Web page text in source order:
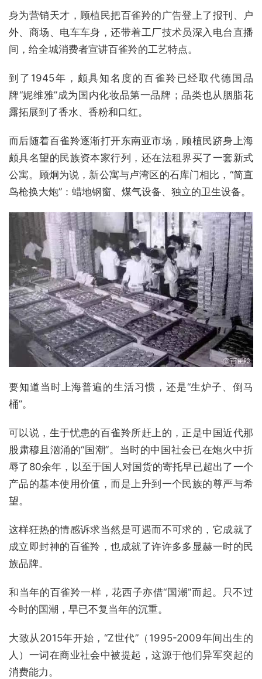
身为营销天才，顾植民把百雀羚的广告登上了报刊、户
外、商场、电车车身，还带着工厂技术员深入电台直播
间，给全城消费者宣讲百雀羚的工艺特点。
到了1945年，颇具知名度的百雀羚已经取代德国品
牌“妮维雅”成为国内化妆品第一品牌；品类也从胭脂花
露拓展到了香水、香粉和口红。
而后随着百雀羚逐渐打开东南亚市场，顾植民跻身上海
颇具名望的民族资本家行列，还在法租界买了一套新式
公寓。顾炯为说，新公寓与卢湾区的石库门相比，“简直
鸟枪换大炮”：蜡地钢窗、煤气设备、独立的卫生设备。
要知道当时上海普遍的生活习惯，还是“生炉子、倒马
桶”。
可以说，生于忧患的百雀羚所赶上的，正是中国近代那
股肃穆且汹涌的“国潮”。当时的中国社会已在炮火中折
辱了80余年，以至于国人对国货的寄托早已超出了一个
产品的基本使用价值，而是上升到一个民族的尊严与希
望。
这样狂热的情感诉求当然是可遇而不可求的，它成就了
成立即封神的百雀羚，也成就了许许多多显赫一时的民
族品牌。
和当年的百雀羚一样，花西子亦借“国潮”而起。只不过
今时的国潮，早已不复当年的沉重。
大致从2015年开始，“Z世代”（1995-2009年间出生的
人）一词在商业社会中被提起，这源于他们异军突起的
消费能力。